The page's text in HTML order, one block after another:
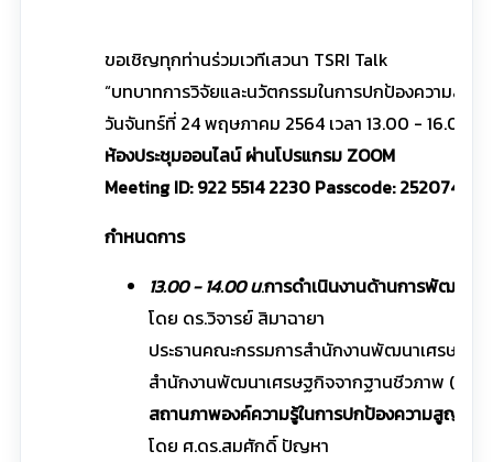
ขอเชิญทุกท่านร่วมเวทีเสวนา TSRI Talk
“บทบาทการวิจัยและนวัตกรรมในการปกป้องความสูญ
วันจันทร์ที่ 24 พฤษภาคม 2564 เวลา 13.00 - 16.00 น.
ห้องประชุมออนไลน์ ผ่านโปรแกรม ZOOM
Meeting ID: 922 5514 2230 Passcode: 252074
กำหนดการ
13.00 - 14.00 น.การดำเนินงานด้านการพัฒนาเ
โดย ดร.วิจารย์ สิมาฉายา
ประธานคณะกรรมการสำนักงานพัฒนาเศรษฐกิ
สำนักงานพัฒนาเศรษฐกิจจากฐานชีวภาพ (องค์
สถานภาพองค์ความรู้ในการปกป้องความสูญเสี
โดย ศ.ดร.สมศักดิ์ ปัญหา